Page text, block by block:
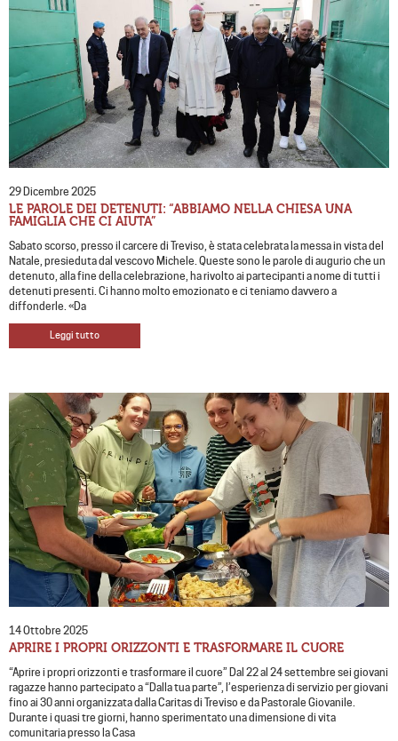
29 Dicembre 2025
LE PAROLE DEI DETENUTI: “ABBIAMO NELLA CHIESA UNA
FAMIGLIA CHE CI AIUTA”
Sabato scorso, presso il carcere di Treviso, è stata celebrata la messa in vista del
Natale, presieduta dal vescovo Michele. Queste sono le parole di augurio che un
detenuto, alla fine della celebrazione, ha rivolto ai partecipanti a nome di tutti i
detenuti presenti. Ci hanno molto emozionato e ci teniamo davvero a
diffonderle. «Da
Leggi tutto
14 Ottobre 2025
APRIRE I PROPRI ORIZZONTI E TRASFORMARE IL CUORE
“Aprire i propri orizzonti e trasformare il cuore” Dal 22 al 24 settembre sei giovani
ragazze hanno partecipato a “Dalla tua parte”, l’esperienza di servizio per giovani
fino ai 30 anni organizzata dalla Caritas di Treviso e da Pastorale Giovanile.
Durante i quasi tre giorni, hanno sperimentato una dimensione di vita
comunitaria presso la Casa